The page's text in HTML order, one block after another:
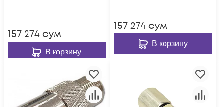
157 274 сум
В корзину
157 274 сум
В корзину